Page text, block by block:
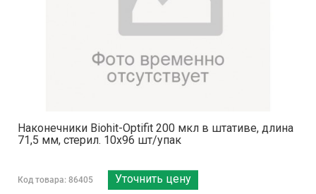
Наконечники Biohit-Optifit 200 мкл в штативе, длина
71,5 мм, стерил. 10х96 шт/упак
Код товара: 86405 Уточнить цену